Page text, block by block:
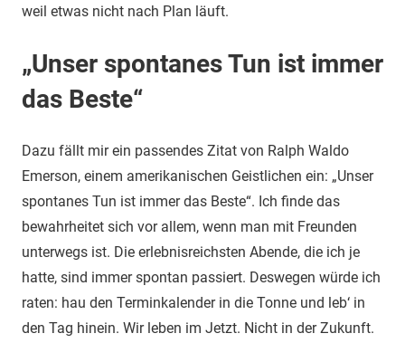
weil etwas nicht nach Plan läuft.
„Unser spontanes Tun ist immer
das Beste“
Dazu fällt mir ein passendes Zitat von Ralph Waldo
Emerson, einem amerikanischen Geistlichen ein: „Unser
spontanes Tun ist immer das Beste“. Ich finde das
bewahrheitet sich vor allem, wenn man mit Freunden
unterwegs ist. Die erlebnisreichsten Abende, die ich je
hatte, sind immer spontan passiert. Deswegen würde ich
raten: hau den Terminkalender in die Tonne und leb‘ in
den Tag hinein. Wir leben im Jetzt. Nicht in der Zukunft.